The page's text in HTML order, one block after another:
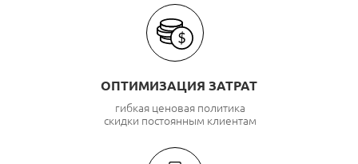
ОПТИМИЗАЦИЯ ЗАТРАТ
гибкая ценовая политика
скидки постоянным клиентам